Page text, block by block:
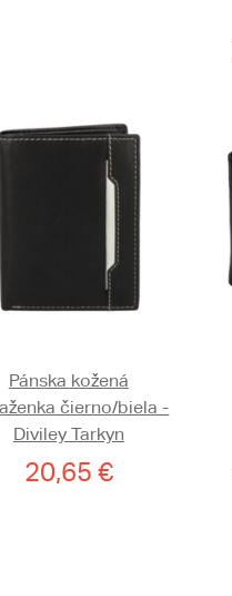
Pánska kožená
čierno/biela -
Diviley Tarkyn
20,65 €